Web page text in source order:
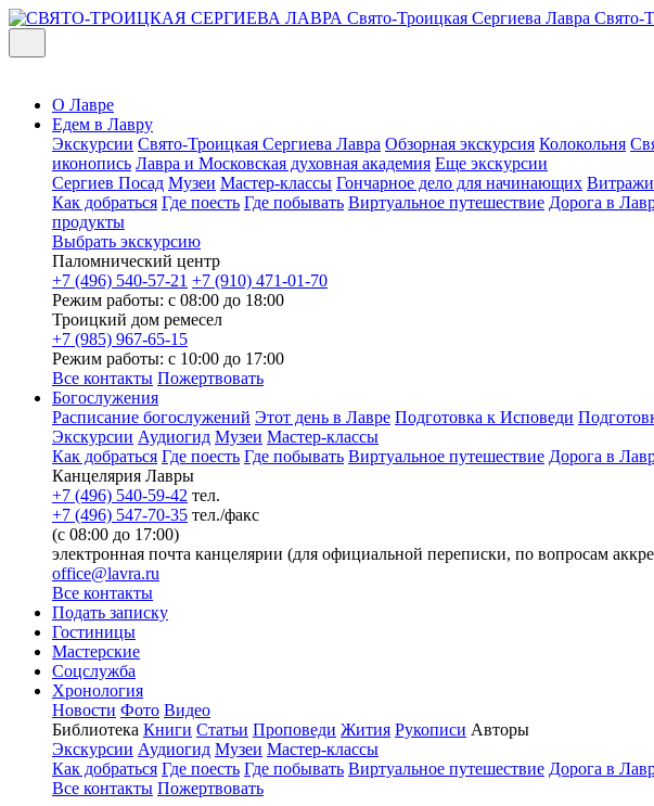
Свято-Троицкая Сергиева Лавра Свято-
О Лавре
Едем в Лавру
Экскурсии Свято-Троицкая Сергиева Лавра Обзорная экскурсия Колокольня
иконопись Лавра и Московская духовная академия Еще экскурсии
Сергиев Посад Музеи Мастер-классы Гончарное дело для начинающих
Как добраться Где поесть Где побывать Виртуальное путешествие Дорога в
продукты
Выбрать экскурсию
Паломнический центр
+7 (496) 540-57-21 +7 (910) 471-01-70
Режим работы: с 08:00 до 18:00
Троицкий дом ремесел
+7 (985) 967-65-15
Режим работы: с 10:00 до 17:00
Все контакты Пожертвовать
Богослужения
Расписание богослужений Этот день в Лавре Подготовка к Исповеди
Экскурсии Аудиогид Музеи Мастер-классы
Как добраться Где поесть Где побывать Виртуальное путешествие Дорога в
Канцелярия Лавры
+7 (496) 540-59-42 тел.
+7 (496) 547-70-35 тел./факс
(с 08:00 до 17:00)
электронная почта канцелярии (для официальной переписки, по вопросам
office@lavra.ru
Все контакты
Подать записку
Гостиницы
Мастерские
Соцслужба
Хронология
Новости Фото Видео
Библиотека Книги Статьи Проповеди Жития Рукописи Авторы
Экскурсии Аудиогид Музеи Мастер-классы
Как добраться Где поесть Где побывать Виртуальное путешествие Дорога в
Все контакты Пожертвовать